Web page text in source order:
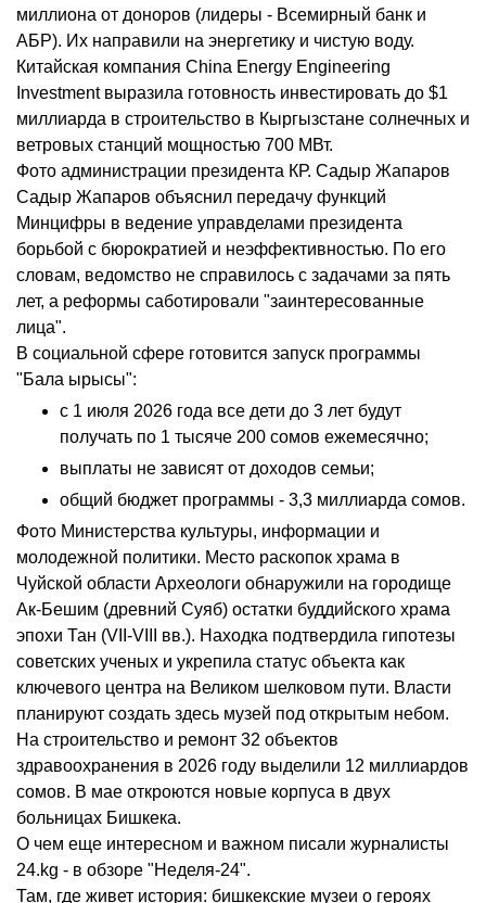
миллиона от доноров (лидеры - Всемирный банк и
АБР). Их направили на энергетику и чистую воду.
Китайская компания China Energy Engineering
Investment выразила готовность инвестировать до $1
миллиарда в строительство в Кыргызстане солнечных и
ветровых станций мощностью 700 МВт.
Фото администрации президента КР. Садыр Жапаров
Садыр Жапаров объяснил передачу функций
Минцифры в ведение управделами президента
борьбой с бюрократией и неэффективностью. По его
словам, ведомство не справилось с задачами за пять
лет, а реформы саботировали "заинтересованные
лица".
В социальной сфере готовится запуск программы
"Бала ырысы":
с 1 июля 2026 года все дети до 3 лет будут
получать по 1 тысяче 200 сомов ежемесячно;
выплаты не зависят от доходов семьи;
общий бюджет программы - 3,3 миллиарда сомов.
Фото Министерства культуры, информации и
молодежной политики. Место раскопок храма в
Чуйской области Археологи обнаружили на городище
Ак-Бешим (древний Суяб) остатки буддийского храма
эпохи Тан (VII-VIII вв.). Находка подтвердила гипотезы
советских ученых и укрепила статус объекта как
ключевого центра на Великом шелковом пути. Власти
планируют создать здесь музей под открытым небом.
На строительство и ремонт 32 объектов
здравоохранения в 2026 году выделили 12 миллиардов
сомов. В мае откроются новые корпуса в двух
больницах Бишкека.
О чем еще интересном и важном писали журналисты
24.kg - в обзоре "Неделя-24".
Там, где живет история: бишкекские музеи о героях